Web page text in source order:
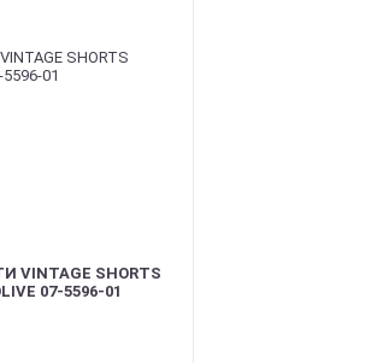
VINTAGE SHORTS
07-5596-01